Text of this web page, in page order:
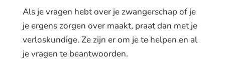
Als je vragen hebt over je zwangerschap of je
je ergens zorgen over maakt, praat dan met je
verloskundige. Ze zijn er om je te helpen en al
je vragen te beantwoorden.